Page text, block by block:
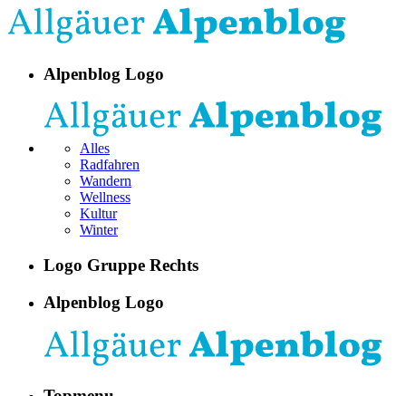
Alpenblog Logo
Alles
Radfahren
Wandern
Wellness
Kultur
Winter
Logo Gruppe Rechts
Alpenblog Logo